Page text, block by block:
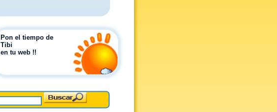
Pon el tiempo de
Tibi
en tu web !!